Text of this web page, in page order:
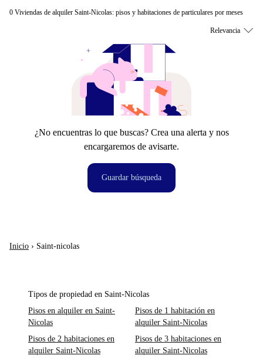
0 Viviendas de alquiler Saint-Nicolas: pisos y habitaciones de particulares por meses
¿No encuentras lo que buscas? Crea una alerta y nos
encargaremos de avisarte.
Guardar búsqueda
Inicio › Saint-nicolas
Tipos de propiedad en Saint-Nicolas
Pisos en alquiler en Saint-
Nicolas
Pisos de 1 habitación en
alquiler Saint-Nicolas
Pisos de 2 habitaciones en
alquiler Saint-Nicolas
Pisos de 3 habitaciones en
alquiler Saint-Nicolas